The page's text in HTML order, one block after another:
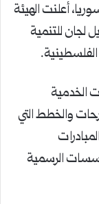
أعلنت الهيئة
لجان للتنمية
الخدمية
والخطط التي
الرسمية